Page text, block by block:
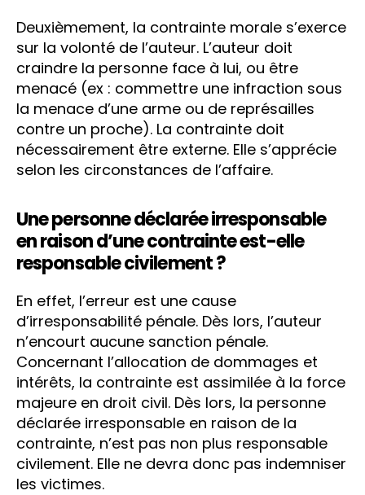
Deuxièmement, la contrainte morale s’exerce
sur la volonté de l’auteur. L’auteur doit
craindre la personne face à lui, ou être
menacé (ex : commettre une infraction sous
la menace d’une arme ou de représailles
contre un proche). La contrainte doit
nécessairement être externe. Elle s’apprécie
selon les circonstances de l’affaire.
Une personne déclarée irresponsable
en raison d’une contrainte est-elle
responsable civilement ?
En effet, l’erreur est une cause
d’irresponsabilité pénale. Dès lors, l’auteur
n’encourt aucune sanction pénale.
Concernant l’allocation de dommages et
intérêts, la contrainte est assimilée à la force
majeure en droit civil. Dès lors, la personne
déclarée irresponsable en raison de la
contrainte, n’est pas non plus responsable
civilement. Elle ne devra donc pas indemniser
les victimes.